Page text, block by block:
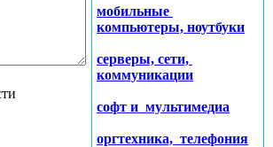
мобильные
компьютеры, ноутбуки
серверы, сети,
коммуникации
софт и мультимедиа
оргтехника, телефония